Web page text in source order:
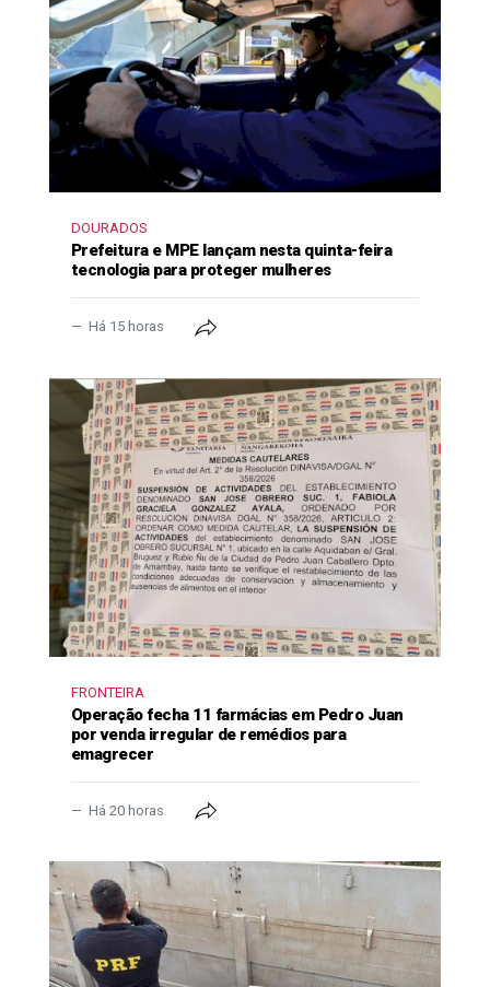
DOURADOS
Prefeitura e MPE lançam nesta quinta-feira
tecnologia para proteger mulheres
Há 15 horas
FRONTEIRA
Operação fecha 11 farmácias em Pedro Juan
por venda irregular de remédios para
emagrecer
Há 20 horas